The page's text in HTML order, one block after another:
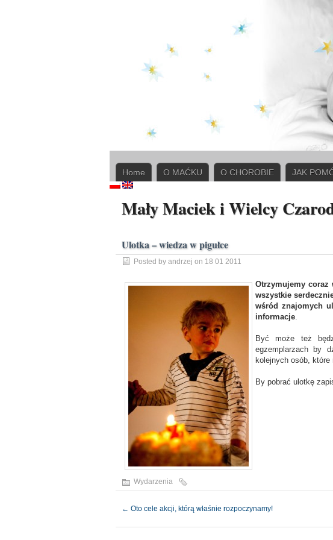
Home O MAĆKU O CHOROBIE JAK
Mały Maciek i Wielcy
Ulotka – wiedza w pigułce
Posted by andrzej on 18 01 2011
Otrzymujemy
wszystkie
wśród znajomych
informacje.
Być może też
egzemplarzach by
kolejnych osób,
By pobrać ulotkę
Wydarzenia
← Oto cele akcji, którą właśnie rozpoczynamy!